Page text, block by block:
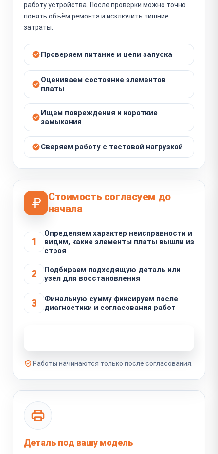
работу устройства. После проверки можно точно
понять объём ремонта и исключить лишние
затраты.
Проверяем питание и цепи запуска
Оцениваем состояние элементов
платы
Ищем повреждения и короткие
замыкания
Сверяем работу с тестовой нагрузкой
Стоимость согласуем до
начала
1
Определяем характер неисправности и
видим, какие элементы платы вышли из
строя
2
Подбираем подходящую деталь или
узел для восстановления
3
Финальную сумму фиксируем после
диагностики и согласования работ
Работы начинаются только после согласования.
Деталь под вашу модель